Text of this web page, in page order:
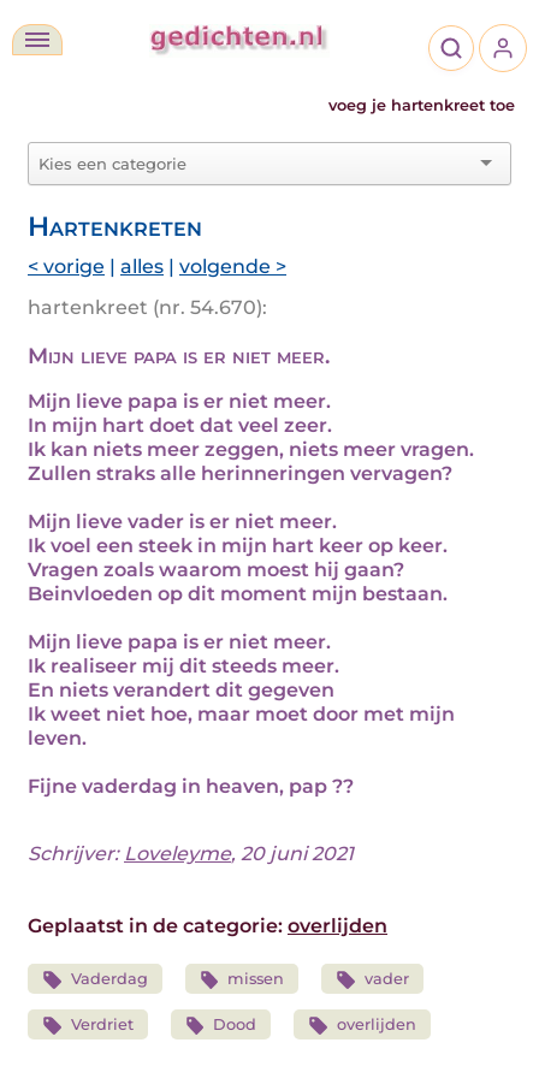
voeg je hartenkreet toe
Hartenkreten
< vorige | alles | volgende >
hartenkreet (nr. 54.670):
Mijn lieve papa is er niet meer.
Mijn lieve papa is er niet meer.
In mijn hart doet dat veel zeer.
Ik kan niets meer zeggen, niets meer vragen.
Zullen straks alle herinneringen vervagen?
Mijn lieve vader is er niet meer.
Ik voel een steek in mijn hart keer op keer.
Vragen zoals waarom moest hij gaan?
Beinvloeden op dit moment mijn bestaan.
Mijn lieve papa is er niet meer.
Ik realiseer mij dit steeds meer.
En niets verandert dit gegeven
Ik weet niet hoe, maar moet door met mijn
leven.
Fijne vaderdag in heaven, pap ??
Schrijver: Loveleyme, 20 juni 2021
Geplaatst in de categorie: overlijden
Vaderdag missen vader
Verdriet Dood overlijden